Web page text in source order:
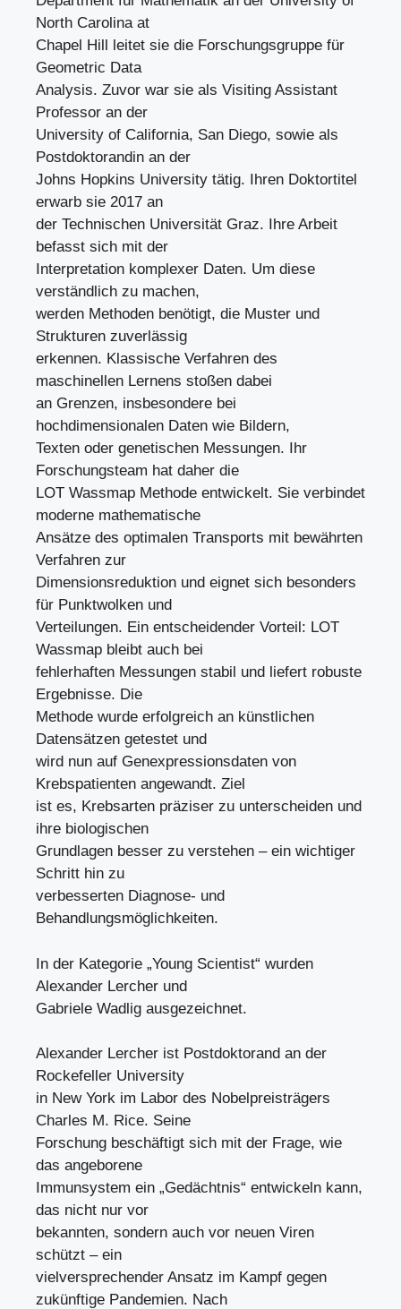
North Carolina at
Chapel Hill leitet sie die Forschungsgruppe für
Geometric Data
Analysis. Zuvor war sie als Visiting Assistant
Professor an der
University of California, San Diego, sowie als
Postdoktorandin an der
Johns Hopkins University tätig. Ihren Doktortitel
erwarb sie 2017 an
der Technischen Universität Graz. Ihre Arbeit
befasst sich mit der
Interpretation komplexer Daten. Um diese
verständlich zu machen,
werden Methoden benötigt, die Muster und
Strukturen zuverlässig
erkennen. Klassische Verfahren des
maschinellen Lernens stoßen dabei
an Grenzen, insbesondere bei
hochdimensionalen Daten wie Bildern,
Texten oder genetischen Messungen. Ihr
Forschungsteam hat daher die
LOT Wassmap Methode entwickelt. Sie verbindet
moderne mathematische
Ansätze des optimalen Transports mit bewährten
Verfahren zur
Dimensionsreduktion und eignet sich besonders
für Punktwolken und
Verteilungen. Ein entscheidender Vorteil: LOT
Wassmap bleibt auch bei
fehlerhaften Messungen stabil und liefert robuste
Ergebnisse. Die
Methode wurde erfolgreich an künstlichen
Datensätzen getestet und
wird nun auf Genexpressionsdaten von
Krebspatienten angewandt. Ziel
ist es, Krebsarten präziser zu unterscheiden und
ihre biologischen
Grundlagen besser zu verstehen – ein wichtiger
Schritt hin zu
verbesserten Diagnose- und
Behandlungsmöglichkeiten.
In der Kategorie „Young Scientist“ wurden
Alexander Lercher und
Gabriele Wadlig ausgezeichnet.
Alexander Lercher ist Postdoktorand an der
Rockefeller University
in New York im Labor des Nobelpreisträgers
Charles M. Rice. Seine
Forschung beschäftigt sich mit der Frage, wie
das angeborene
Immunsystem ein „Gedächtnis“ entwickeln kann,
das nicht nur vor
bekannten, sondern auch vor neuen Viren
schützt – ein
vielversprechender Ansatz im Kampf gegen
zukünftige Pandemien. Nach